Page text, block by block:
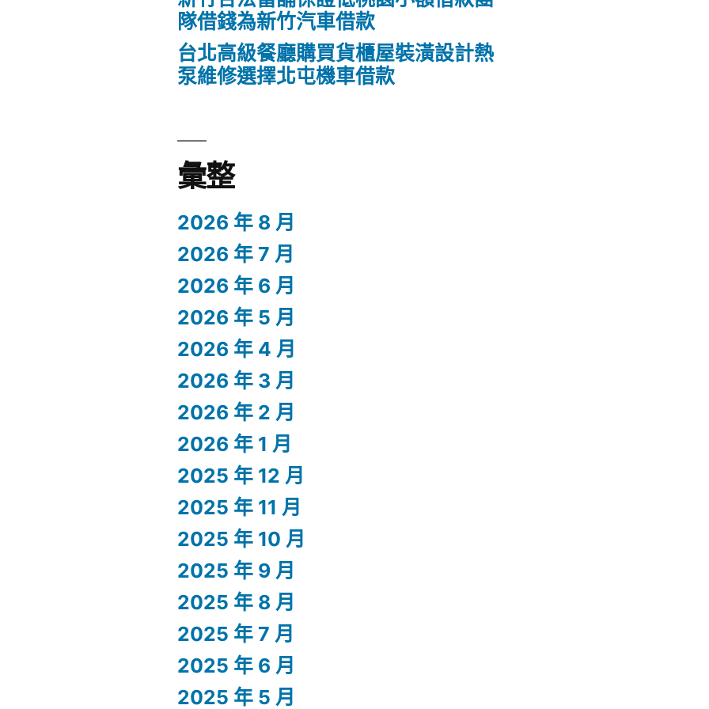
隊借錢為新竹汽車借款
台北高級餐廳購買貨櫃屋裝潢設計熱
泵維修選擇北屯機車借款
彙整
2026 年 8 月
2026 年 7 月
2026 年 6 月
2026 年 5 月
2026 年 4 月
2026 年 3 月
2026 年 2 月
2026 年 1 月
2025 年 12 月
2025 年 11 月
2025 年 10 月
2025 年 9 月
2025 年 8 月
2025 年 7 月
2025 年 6 月
2025 年 5 月